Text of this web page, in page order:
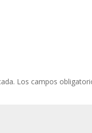
Los campos